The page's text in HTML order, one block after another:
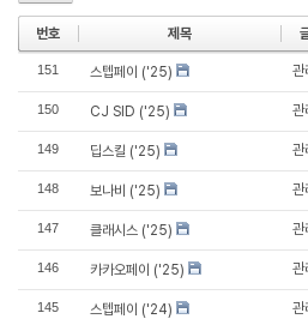
번호 제목
151 스텝페이 ('25) 관
150 CJ SID ('25) 관
149 딥스킬 ('25) 관
148 보나비 ('25) 관
147 클래시스 ('25) 관
146 카카오페이 ('25) 관
145 스텝페이 ('24) 관